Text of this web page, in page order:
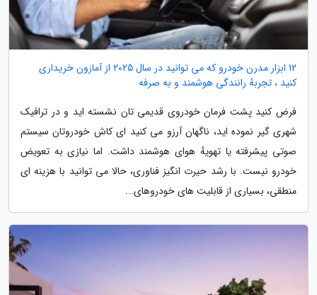
12 ابزار مدرن خودرو که می توانید در سال 2025 از آمازون خریداری
کنید ، تجربهٔ رانندگی هوشمند و به صرفه
فرض کنید پشت فرمان خودروی قدیمی تان نشسته اید و در ترافیک
شهری گیر نموده اید، ناگهان آرزو می کنید ای کاش خودروتان سیستم
صوتی پیشرفته یا تهویهٔ هوای هوشمند داشت. اما نیازی به تعویض
خودرو نیست. با رشد حیرت انگیز فناوری، حالا می توانید با هزینه ای
منطقی، بسیاری از قابلیت های خودروهای...